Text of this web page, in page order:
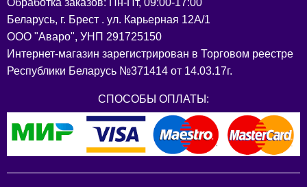
Обработка заказов: Пн-Пт, 09:00-17:00
Беларусь, г. Брест . ул. Карьерная 12А/1
ООО "Аваро", УНП 291725150
Интернет-магазин зарегистрирован в Торговом реестре
Республики Беларусь №371414 от 14.03.17г.
СПОСОБЫ ОПЛАТЫ: